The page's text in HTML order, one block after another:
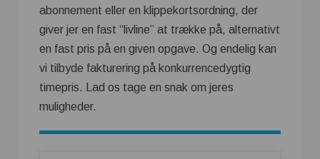
abonnement eller en klippekortsordning, der
giver jer en fast “livline” at trække på, alternativt
en fast pris på en given opgave. Og endelig kan
vi tilbyde fakturering på konkurrencedygtig
timepris. Lad os tage en snak om jeres
muligheder.